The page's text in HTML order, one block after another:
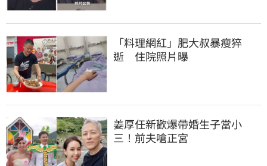
「料理網紅」肥大叔暴瘦猝
逝　住院照片曝
姜厚任新歡爆帶婚生子當小
三！前夫嗆正宮